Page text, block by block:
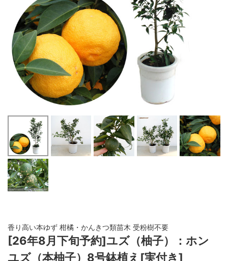
香り高い本ゆず 柑橘・かんきつ類苗木 受粉樹不要
[26年8月下旬予約]ユズ（柚子）：ホン
ユズ（本柚子）8号鉢植え[実付き]